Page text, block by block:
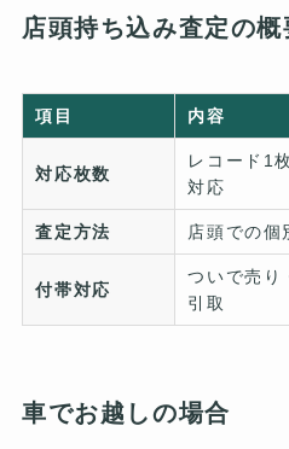
店頭持ち込み査定の概
項目 内容
対応枚数
レコード1
対応
査定方法 店頭での個
付帯対応
ついで売り
引取
車でお越しの場合